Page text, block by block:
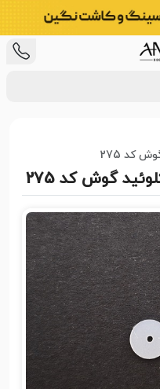
کد 275
گوش کد 275